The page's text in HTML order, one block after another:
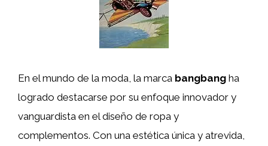
En el mundo de la moda, la marca bangbang ha
logrado destacarse por su enfoque innovador y
vanguardista en el diseño de ropa y
complementos. Con una estética única y atrevida,